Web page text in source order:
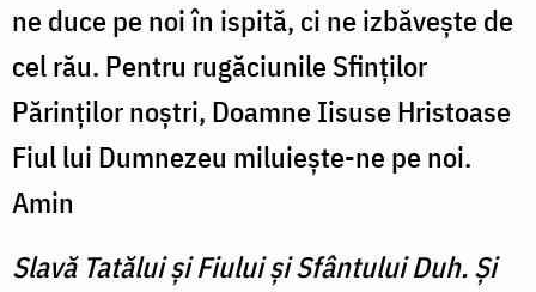
ne duce pe noi în ispită, ci ne izbă­vește de
cel rău. Pentru rugăciunile Sfinților
Părinților noștri, Doamne Iisuse Hristoase
Fiul lui Dumnezeu miluiește-ne pe noi.
Amin
Slavă Tatălui şi Fiului şi Sfântului Duh. Şi